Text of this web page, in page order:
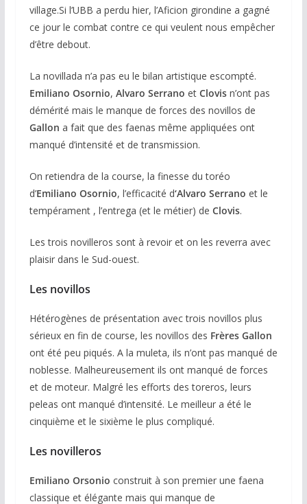
village.Si l’UBB a perdu hier, l’Aficion girondine a gagné
ce jour le combat contre ce qui veulent nous empêcher
d’être debout.
La novillada n’a pas eu le bilan artistique escompté.
Emiliano Osornio, Alvaro Serrano et Clovisn’ont pas
démérité mais le manque de forces des novillos de
Gallon a fait que des faenas même appliquées ont
manqué d’intensité et de transmission.
On retiendra de la course, la finesse du toréo
d’Emiliano Osornio, l’efficacité d‘Alvaro Serrano et le
tempérament , l’entrega (et le métier) de Clovis.
Les trois novilleros sont à revoir et on les reverra avec
plaisir dans le Sud-ouest.
Les novillos
Hétérogènes de présentation avec trois novillos plus
sérieux en fin de course, les novillos des Frères Gallon
ont été peu piqués. A la muleta, ils n’ont pas manqué de
noblesse. Malheureusement ils ont manqué de forces
et de moteur. Malgré les efforts des toreros, leurs
peleas ont manqué d’intensité. Le meilleur a été le
cinquième et le sixième le plus compliqué.
Les novilleros
Emiliano Orsonio construit à son premier une faena
classique et élégante mais qui manque de